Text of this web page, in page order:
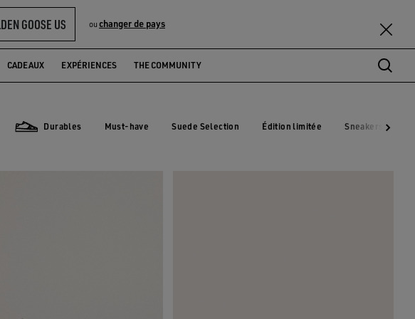
GOOSE US ou changer de pays
CADEAUX EXPÉRIENCES THE COMMUNITY
Durables Must-have Suede Selection Édition limitée Sneakers